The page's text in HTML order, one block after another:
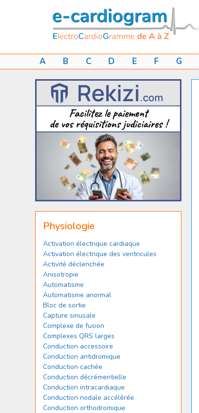
A B C D E F G
Physiologie
Activation électrique cardiaque
Activation électrique des ventricules
Activité déclenchée
Anisotropie
Automatisme
Automatisme anormal
Bloc de sortie
Capture sinusale
Complexe de fusion
Complexes QRS larges
Conduction accessoire
Conduction antidromique
Conduction cachée
Conduction décrémentielle
Conduction intracardiaque
Conduction nodale accélérée
Conduction orthodromique